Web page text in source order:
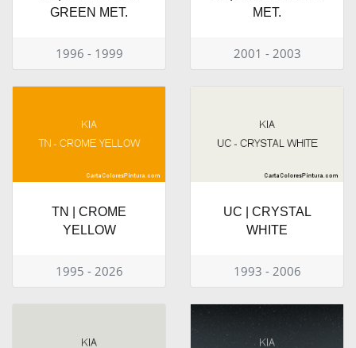
GREEN MET.
1996 - 1999
MET.
2001 - 2003
TN | CROME
YELLOW
1995 - 2026
UC | CRYSTAL
WHITE
1993 - 2006